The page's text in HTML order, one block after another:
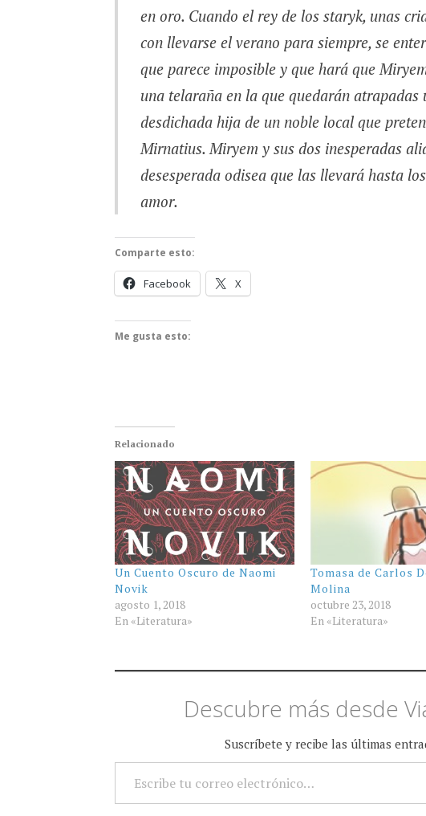
en oro. Cuando el rey de los staryk, unas
con llevarse el verano para siempre, se
que parece imposible y que hará que
una telaraña en la que quedarán atrapadas
desdichada hija de un noble local que
Mirnatius. Miryem y sus dos inesperadas
desesperada odisea que las llevará hasta
amor.
Comparte esto:
Facebook X
Me gusta esto:
Relacionado
Un Cuento Oscuro de Naomi
Novik
agosto 1, 2018
En «Literatura»
Tomasa de Carlos
Molina
octubre 23, 2018
En «Literatura»
Descubre más desde
Suscríbete y recibe las últimas
ESCRIBE TU CORREO ELECTRÓNICO…